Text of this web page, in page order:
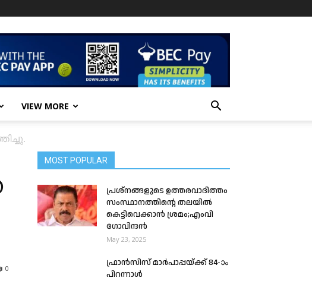
VIEW MORE
0
MOST POPULAR
പ്രശ്നങ്ങളുടെ ഉത്തരവാദിത്തം
സംസ്ഥാനത്തിന്റെ തലയിൽ
കെട്ടിവെക്കാൻ ശ്രമം;എംവി
ഗോവിന്ദൻ
May 23, 2025
ഫ്രാൻസിസ് മാർപാപ്പയ്ക്ക് 84-ാം
പി​റ​ന്നാ​ൾ